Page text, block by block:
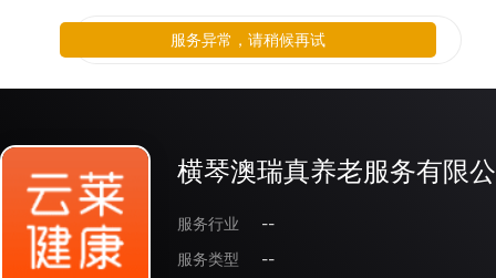
横琴澳瑞真养老服务有限
服务行业
--
服务类型
--
服务异常，请稍候再试